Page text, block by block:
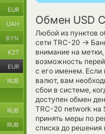
Обмен USD
Любой из пунктов
сети TRC-20 →
внимание на
возможность
с его именем. Если
валют, вам
сбои в системе,
доступен обмен
TRC-20 network на
принять меры по
списка до
EUR
UAH
BYN
KZT
EUR
RUB
RUB
RUB